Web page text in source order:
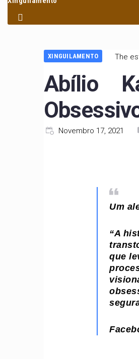
XINGUILAMENTO The
Abílio
Novembro 17, 2021
Um
“A
que